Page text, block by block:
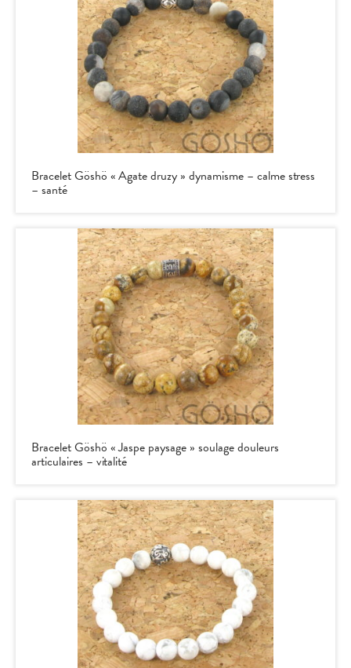
Bracelet Göshö « Agate druzy » dynamisme – calme stress
– santé
Bracelet Göshö « Jaspe paysage » soulage douleurs
articulaires – vitalité